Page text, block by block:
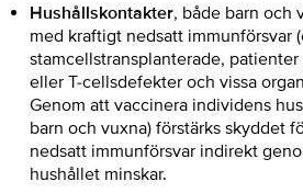
Hushållskontakter, både barn och
med kraftigt nedsatt immunförsvar
stamcellstransplanterade,
eller T-cellsdefekter och vissa
Genom att vaccinera individens
barn och vuxna) förstärks skyddet
nedsatt immunförsvar indirekt
hushållet minskar.